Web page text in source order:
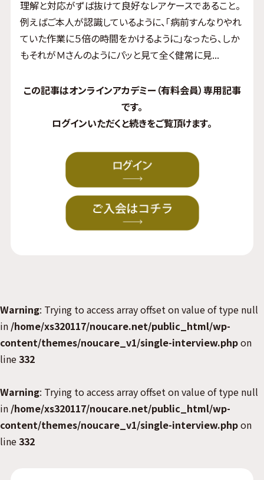
理解と対応がずば抜けて良好なレアケースであること。
例えばご本人が認識しているように、「病前すんなりやれ
ていた作業に５倍の時間をかけるように」なったら、しか
もそれがＭさんのようにパッと見て全く健常に見...
この記事はオンラインアカデミー（有料会員）専用記事
です。
ログインいただくと続きをご覧頂けます。
Warning: Trying to access array offset on value of type null
in /home/xs320117/noucare.net/public_html/wp-
content/themes/noucare_v1/single-interview.phpon
line332
Warning: Trying to access array offset on value of type null
in /home/xs320117/noucare.net/public_html/wp-
content/themes/noucare_v1/single-interview.phpon
line332